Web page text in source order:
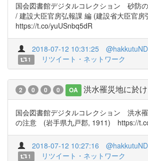
国会図書館デジタルコレクション 砂防
/ 建設大臣官房弘報課 編 (建設省大臣官
https://t.co/yuUSnbq5dR
2018-07-12 10:31:25
1 リツイート・ネットワーク
2 0 0 0 OA 洪水罹災地に於
国会図書館デジタルコレクション 洪水
の注意 (岩手県九戸郡, 1911) https://
2018-07-12 10:27:16
1 リツイート・ネットワーク